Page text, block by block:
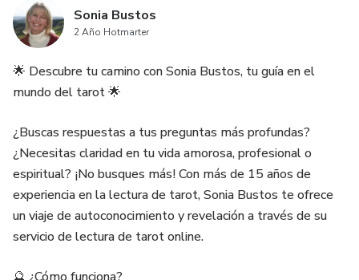
💼 Éxito en el Ámbito Laboral
En tu carrera profesional...
🔮 El Tarot como Consejero en tu Viaje Espiritual
En el plano espiritual...
💰 Abundancia y Finanzas
En el aspecto financiero...
Sonia Bustos
2 Año Hotmarter
🌟 Descubre tu camino con Sonia Bustos, tu guía en el
mundo del tarot 🌟
¿Buscas respuestas a tus preguntas más profundas?
¿Necesitas claridad en tu vida amorosa, profesional o
espiritual? ¡No busques más! Con más de 15 años de
experiencia en la lectura de tarot, Sonia Bustos te ofrece
un viaje de autoconocimiento y revelación a través de su
servicio de lectura de tarot online.